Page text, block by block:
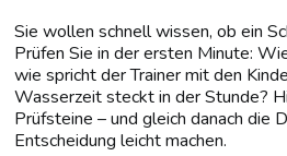
Sie wollen schnell wissen, ob ein
Prüfen Sie in der ersten Minute:
wie spricht der Trainer mit den
Wasserzeit steckt in der Stunde?
Prüfsteine – und gleich danach die
Entscheidung leicht machen.